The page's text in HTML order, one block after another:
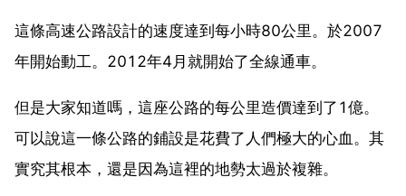
這條高速公路設計的速度達到每小時80公里。於2007
年開始動工。2012年4月就開始了全線通車。
但是大家知道嗎，這座公路的每公里造價達到了1億。
可以說這一條公路的鋪設是花費了人們極大的心血。其
實究其根本，還是因為這裡的地勢太過於複雜。